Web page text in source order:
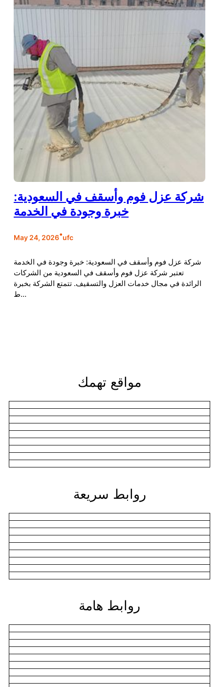
شركة عزل فوم وأسقف في السعودية:
خبرة وجودة في الخدمة
May 24, 2026•ufc
شركة عزل فوم وأسقف في السعودية: خبرة وجودة في الخدمة
تعتبر شركة عزل فوم وأسقف في السعودية من الشركات
الرائدة في مجال خدمات العزل والتسقيف. تتمتع الشركة بخبرة
ط…
مواقع تهمك
روابط سريعة
روابط هامة